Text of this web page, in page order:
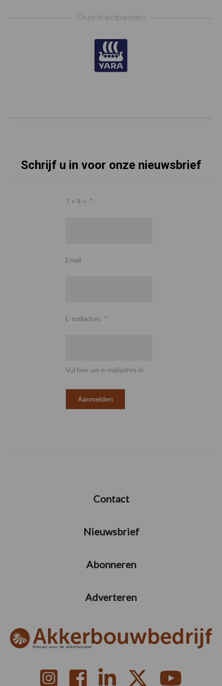
Onze brandpartners
Schrijf u in voor onze nieuwsbrief
7 + 8 = *
Email
E-mailadres *
Vul hier uw e-mailadres in
Contact
Nieuwsbrief
Abonneren
Adverteren